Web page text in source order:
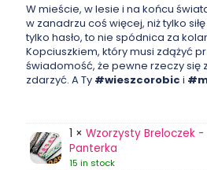
W mieście, w lesie i na końcu
w zanadrzu coś więcej, niż tylko
tylko hasło, to nie spódnica za
Kopciuszkiem, który musi zdążyć
świadomość, że pewne rzeczy się
zdarzyć. A Ty #wieszcorobic i
1 × Wzorzysty Breloczek -
Panterka
15 in stock